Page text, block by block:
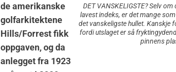
DET VANSKELIGSTE? Selv om
lavest indeks, er det mange
det vanskeligste hullet. Kanskje
fordi utslaget er så
pinnens
de amerikanske
golfarkitektene
Hills/Forrest fikk
oppgaven, og da
anlegget fra 1923